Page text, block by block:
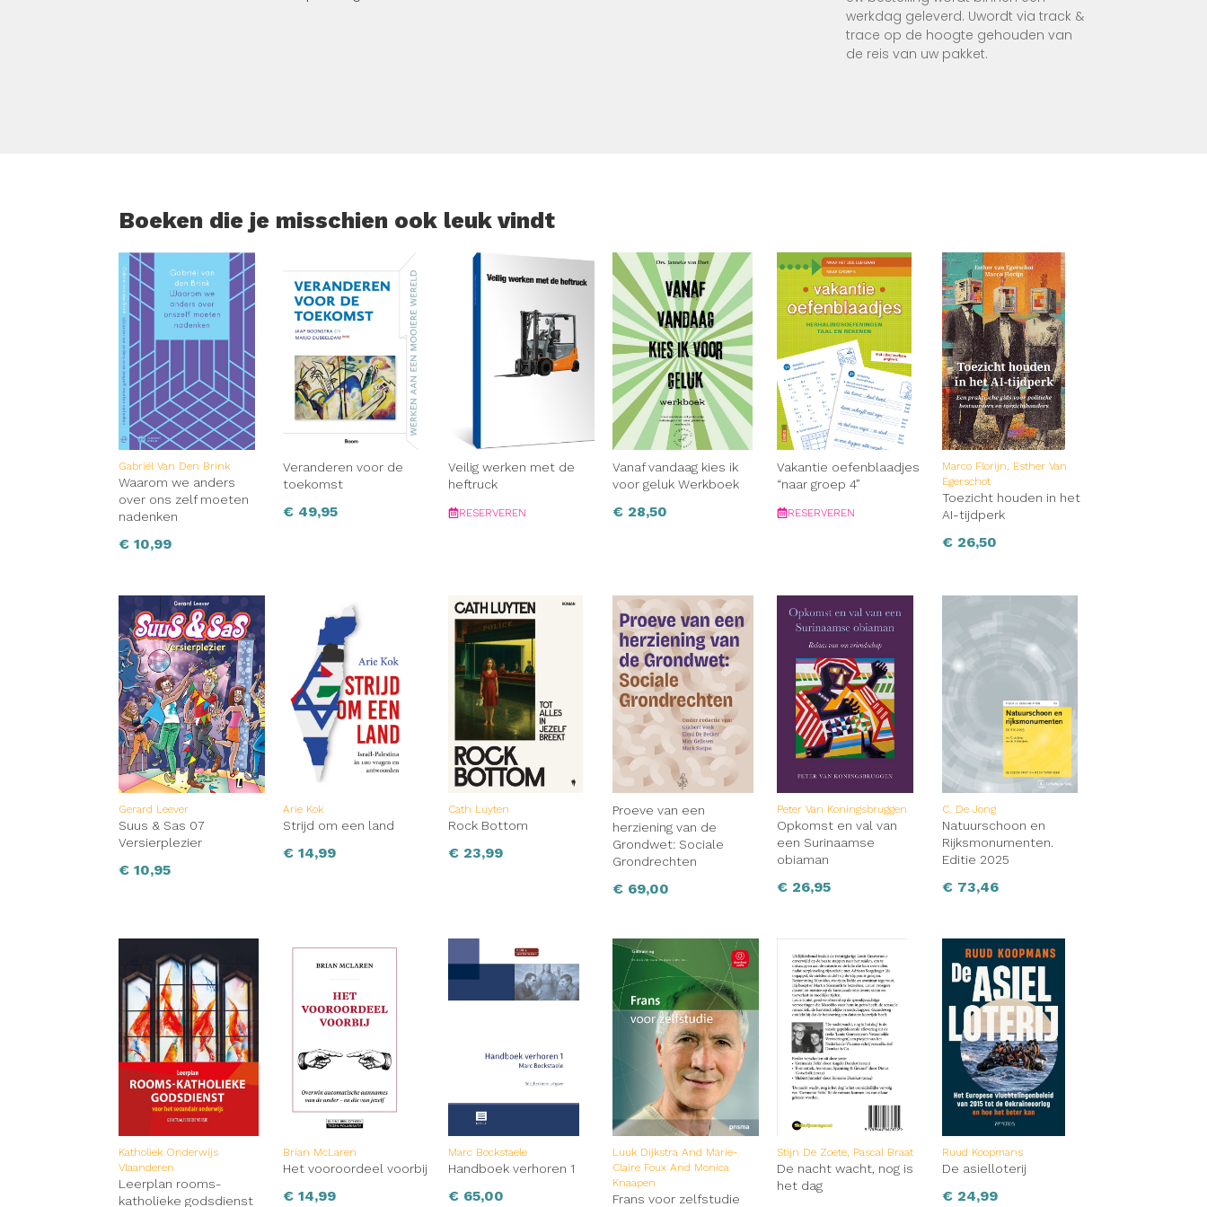
werkdag geleverd. Uwordt via track &
trace op de hoogte gehouden van
de reis van uw pakket.
Boeken die je misschien ook leuk vindt
Gabriël Van Den Brink
Waarom we anders
over ons zelf moeten
nadenken
€ 10,99
Veranderen voor de
toekomst
€ 49,95
Veilig werken met de
heftruck
RESERVEREN
Vanaf vandaag kies ik
voor geluk Werkboek
€28,50
Vakantie oefenblaadjes
“naar groep 4”
RESERVEREN
Marco Florijn, Esther Van
Egerschot
Toezicht houden in het
AI-tijdperk
€26,50
Gerard Leever
Suus & Sas 07
Versierplezier
€ 10,95
Arie Kok
Strijd om een land
€ 14,99
Cath Luyten
Rock Bottom
€23,99
Proeve van een
herziening van de
Grondwet: Sociale
Grondrechten
€69,00
Peter Van Koningsbruggen
Opkomst en val van
een Surinaamse
obiaman
€ 26,95
C. De Jong
Natuurschoon en
Rijksmonumenten.
Editie 2025
€73,46
Katholiek Onderwijs
Vlaanderen
Leerplan rooms-
katholieke godsdienst
Brian McLaren
Het vooroordeel voorbij
€ 14,99
Marc Bockstaele
Handboek verhoren 1
€65,00
Luuk Dijkstra And Marie-
Claire Foux And Monica
Knaapen
Frans voor zelfstudie
Stijn De Zoete, Pascal Braat
De nacht wacht, nog is
het dag
Ruud Koopmans
De asielloterij
€24,99